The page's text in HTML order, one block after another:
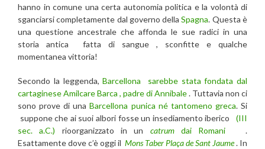
hanno in comune una certa autonomia politica e la volontà di
sganciarsi completamente dal governo dellaSpagna. Questa è
una questione ancestrale che affonda le sue radici in una
storia antica fatta di sangue , sconfitte e qualche
momentanea vittoria!
Secondo la leggenda,Barcellona
sarebbe stata fondata dal
cartaginese Amilcare Barca , padre di Annibale. Tuttavia non ci
sono prove di unaBarcellona punica né tantomeno greca. Si
suppone che ai suoi albori fosse un insediamento iberico
(III
sec. a.C.) rioorganizzato in un catrumdai Romani
.
Esattamente dove c’è oggi il Mons Taber Plaça de Sant Jaume. In